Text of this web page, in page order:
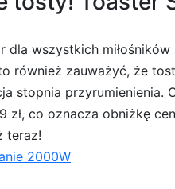
dla wszystkich
również zauważyć, że
stopnia
zł, co oznacza obniżkę
teraz!
2000W